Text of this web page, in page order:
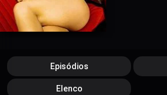
Episódios
Elenco